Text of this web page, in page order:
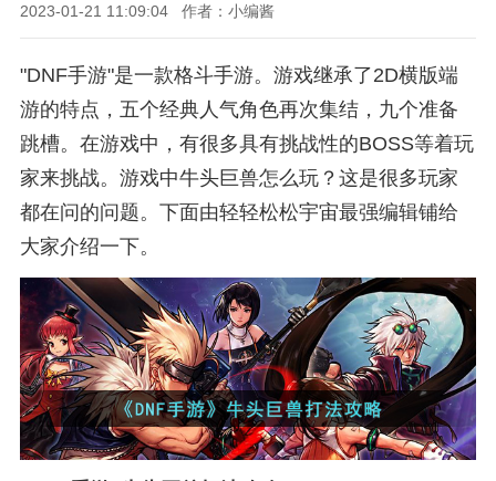
2023-01-21 11:09:04 作者：小编酱
"DNF手游"是一款格斗手游。游戏继承了2D横版端
游的特点，五个经典人气角色再次集结，九个准备
跳槽。在游戏中，有很多具有挑战性的BOSS等着玩
家来挑战。游戏中牛头巨兽怎么玩？这是很多玩家
都在问的问题。下面由轻轻松松宇宙最强编辑铺给
大家介绍一下。